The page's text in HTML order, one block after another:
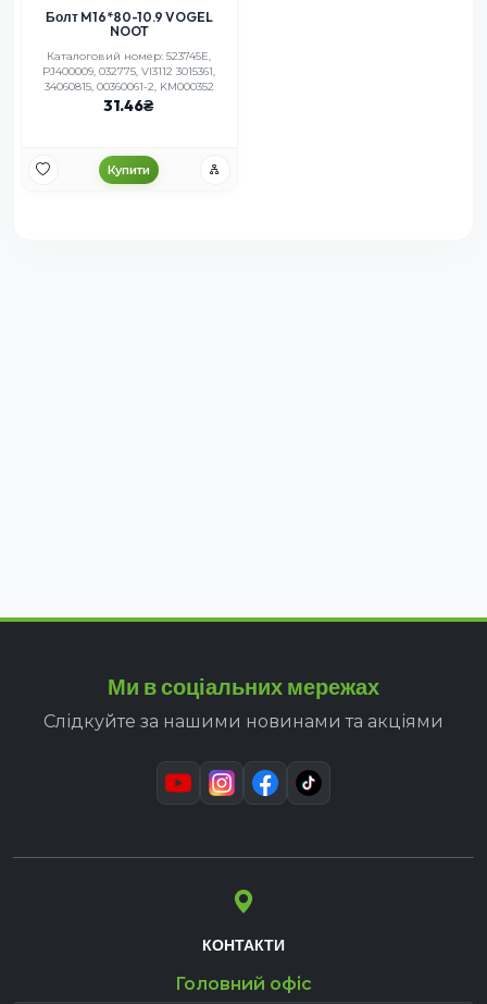
Болт M16*80-10.9 VOGEL
NOOT
Каталоговий номер: 523745Е,
PJ400009, 032775, VI3112 3015361,
34060815, 00360061-2, KM000352
31.46
Купити
Ми в соціальних мережах
Слідкуйте за нашими новинами та акціями
КОНТАКТИ
Головний офіс